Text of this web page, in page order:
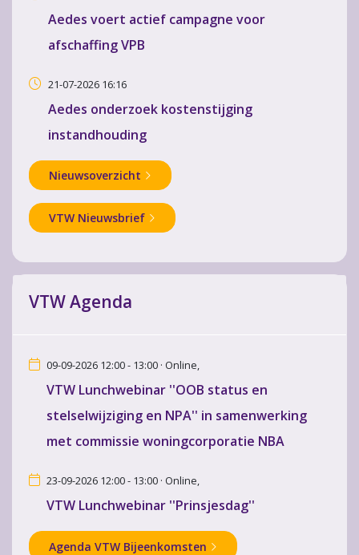
Aedes voert actief campagne voor
afschaffing VPB
21-07-2026 16:16
Aedes onderzoek kostenstijging
instandhouding
Nieuwsoverzicht
VTW Nieuwsbrief
VTW Agenda
09-09-2026 12:00 - 13:00 · Online,
VTW Lunchwebinar ''OOB status en
stelselwijziging en NPA'' in samenwerking
met commissie woningcorporatie NBA
23-09-2026 12:00 - 13:00 · Online,
VTW Lunchwebinar ''Prinsjesdag''
Agenda VTW Bijeenkomsten